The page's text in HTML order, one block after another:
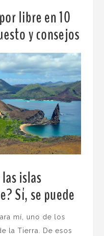
libre en 10
y consejos
islas
Sí, se puede
mí, uno de los
la Tierra. De esos